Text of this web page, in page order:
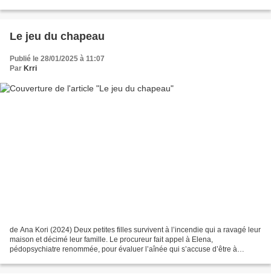
Le jeu du chapeau
Publié le 28/01/2025 à 11:07
Par Krri
de Ana Kori (2024) Deux petites filles survivent à l’incendie qui a ravagé leur
maison et décimé leur famille. Le procureur fait appel à Elena,
pédopsychiatre renommée, pour évaluer l’aînée qui s’accuse d’être à